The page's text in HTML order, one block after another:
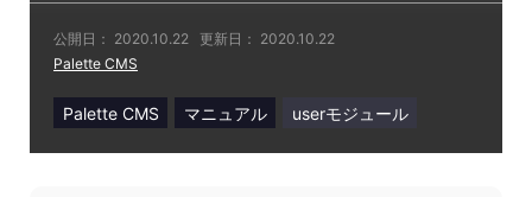
公開日： 2020.10.22 更新日： 2020.10.22
Palette CMS
Palette CMS マニュアル userモジュール